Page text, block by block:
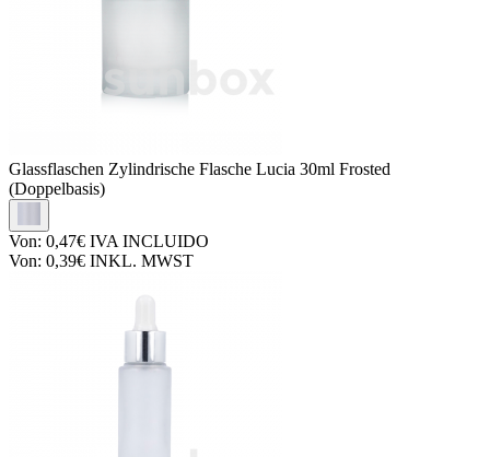
Glassflaschen Zylindrische Flasche Lucia 30ml Frosted
(Doppelbasis)
Von: 0,47€ IVA INCLUIDO
Von: 0,39€ INKL. MWST